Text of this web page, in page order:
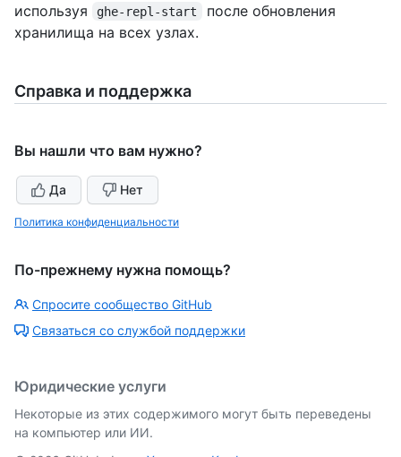
используя
ghe-repl-start
после обновления
хранилища на всех узлах.
Справка и поддержка
Вы нашли что вам нужно?
Да Нет
Политика конфиденциальности
По-прежнему нужна помощь?
Спросите сообщество GitHub
Связаться со службой поддержки
Юридические услуги
Некоторые из этих содержимого могут быть переведены
на компьютер или ИИ.